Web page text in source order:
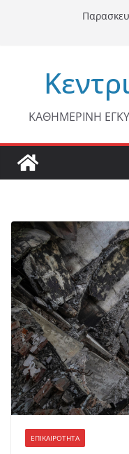
ΚΑΘΗΜΕΡΙΝΗ
ΕΠΙΚΑΙΡΟΤΗΤΑ